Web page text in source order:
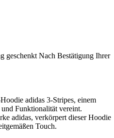
geschenkt Nach Bestätigung Ihrer
adidas 3-Stripes, einem
Funktionalität vereint.
adidas, verkörpert dieser Hoodie
Touch.